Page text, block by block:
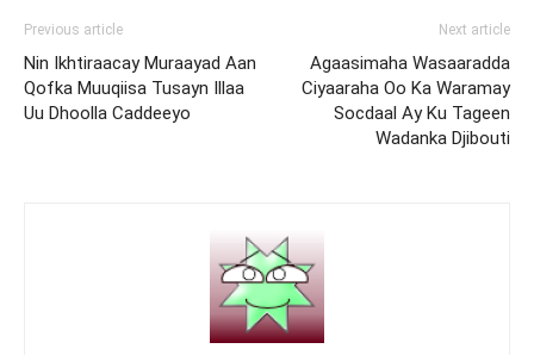
Previous article
Nin Ikhtiraacay Muraayad Aan
Qofka Muuqiisa Tusayn Illaa
Uu Dhoolla Caddeeyo
Next article
Agaasimaha Wasaaradda
Ciyaaraha Oo Ka Waramay
Socdaal Ay Ku Tageen
Wadanka Djibouti